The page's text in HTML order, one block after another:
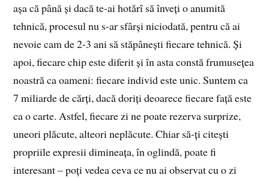
așa că până și dacă te-ai hotărî să înveți o anumită
tehnică, procesul nu s-ar sfârși niciodată, pentru că ai
nevoie cam de 2-3 ani să stăpânești fiecare tehnică. Și
apoi, fiecare chip este diferit și în asta constă frumusețea
noastră ca oameni: fiecare individ este unic. Suntem ca
7 miliarde de cărți, dacă doriți deoarece fiecare față este
ca o carte. Astfel, fiecare zi ne poate rezerva surprize,
uneori plăcute, alteori neplăcute. Chiar să-ți citești
propriile expresii dimineața, în oglindă, poate fi
interesant – poți vedea ceva ce nu ai observat cu o zi